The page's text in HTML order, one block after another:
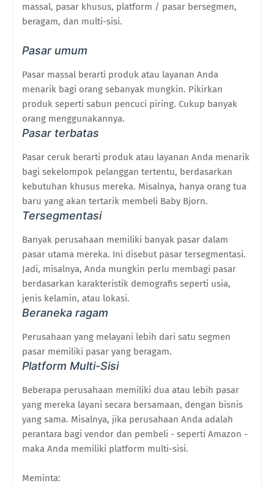
massal, pasar khusus, platform / pasar bersegmen,
beragam, dan multi-sisi.
Pasar umum
Pasar massal berarti produk atau layanan Anda
menarik bagi orang sebanyak mungkin. Pikirkan
produk seperti sabun pencuci piring. Cukup banyak
orang menggunakannya.
Pasar terbatas
Pasar ceruk berarti produk atau layanan Anda menarik
bagi sekelompok pelanggan tertentu, berdasarkan
kebutuhan khusus mereka. Misalnya, hanya orang tua
baru yang akan tertarik membeli Baby Bjorn.
Tersegmentasi
Banyak perusahaan memiliki banyak pasar dalam
pasar utama mereka. Ini disebut pasar tersegmentasi.
Jadi, misalnya, Anda mungkin perlu membagi pasar
berdasarkan karakteristik demografis seperti usia,
jenis kelamin, atau lokasi.
Beraneka ragam
Perusahaan yang melayani lebih dari satu segmen
pasar memiliki pasar yang beragam.
Platform Multi-Sisi
Beberapa perusahaan memiliki dua atau lebih pasar
yang mereka layani secara bersamaan, dengan bisnis
yang sama. Misalnya, jika perusahaan Anda adalah
perantara bagi vendor dan pembeli - seperti Amazon -
maka Anda memiliki platform multi-sisi.
Meminta: